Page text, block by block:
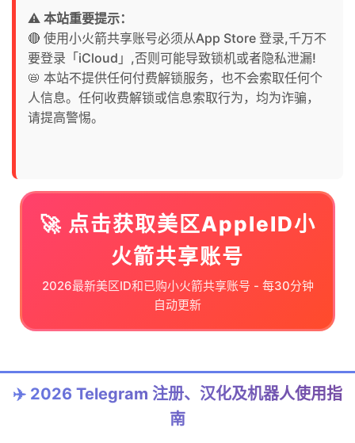
⚠️ 本站重要提示：
🔴️ 使用小火箭共享账号必须从App Store 登录,千万不
📛 本站不提供任何付费解锁服务，也不会索取任何个
人信息。任何收费解锁或信息索取行为，均为诈骗，
请提高警惕。
🚀 点击获取美区AppleID小
火箭共享账号
2026最新美区ID和已购小火箭共享账号 - 每30分钟
自动更新
✈️ 2026 Telegram 注册、汉化及机器人使用指
南